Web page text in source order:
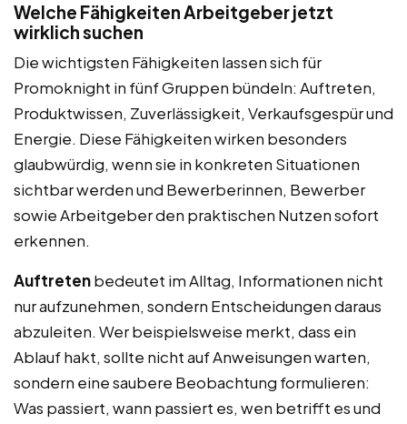
Welche Fähigkeiten Arbeitgeber jetzt
wirklich suchen
Die wichtigsten Fähigkeiten lassen sich für
Promoknight in fünf Gruppen bündeln: Auftreten,
Produktwissen, Zuverlässigkeit, Verkaufsgespür und
Energie. Diese Fähigkeiten wirken besonders
glaubwürdig, wenn sie in konkreten Situationen
sichtbar werden und Bewerberinnen, Bewerber
sowie Arbeitgeber den praktischen Nutzen sofort
erkennen.
Auftretenbedeutet im Alltag, Informationen nicht
nur aufzunehmen, sondern Entscheidungen daraus
abzuleiten. Wer beispielsweise merkt, dass ein
Ablauf hakt, sollte nicht auf Anweisungen warten,
sondern eine saubere Beobachtung formulieren:
Was passiert, wann passiert es, wen betrifft es und